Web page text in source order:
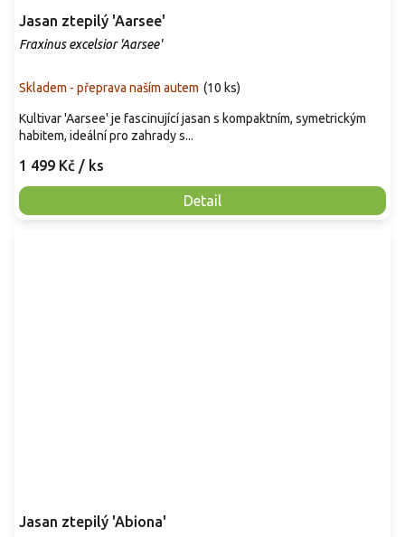
Jasan ztepilý 'Aarsee'
Fraxinus excelsior 'Aarsee'
Skladem - přeprava naším autem (10 ks)
1 499 Kč / ks
Detail
Kultivar 'Aarsee' je fascinující jasan s kompaktním, symetrickým
habitem, ideální pro zahrady s...
Jasan ztepilý 'Abiona'